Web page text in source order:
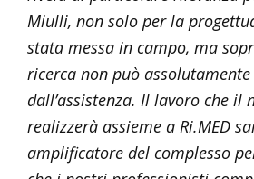
Miulli, non solo per la
stata messa in campo, ma
ricerca non può
dall’assistenza. Il lavoro che il
realizzerà assieme a Ri.MED
amplificatore del complesso